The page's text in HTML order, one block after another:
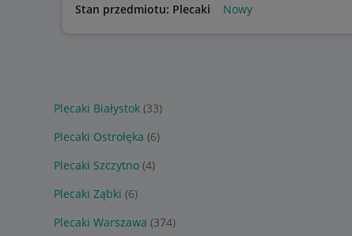
Stan przedmiotu: Plecaki Nowy
Plecaki Białystok (33)
Plecaki Ostrołęka (6)
Plecaki Szczytno (4)
Plecaki Ząbki (6)
Plecaki Warszawa (374)